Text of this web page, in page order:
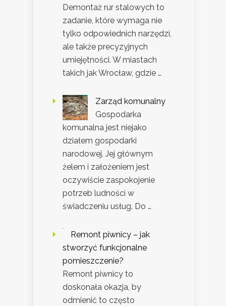
Demontaż rur stalowych to
zadanie, które wymaga nie
tylko odpowiednich narzędzi,
ale także precyzyjnych
umiejętności. W miastach
takich jak Wrocław, gdzie …
Zarząd komunalny
Gospodarka
komunalna jest niejako
działem gospodarki
narodowej. Jej głównym
żelem i założeniem jest
oczywiście zaspokojenie
potrzeb ludności w
świadczeniu usług. Do …
Remont piwnicy – jak
stworzyć funkcjonalne
pomieszczenie?
Remont piwnicy to
doskonała okazja, by
odmienić to często